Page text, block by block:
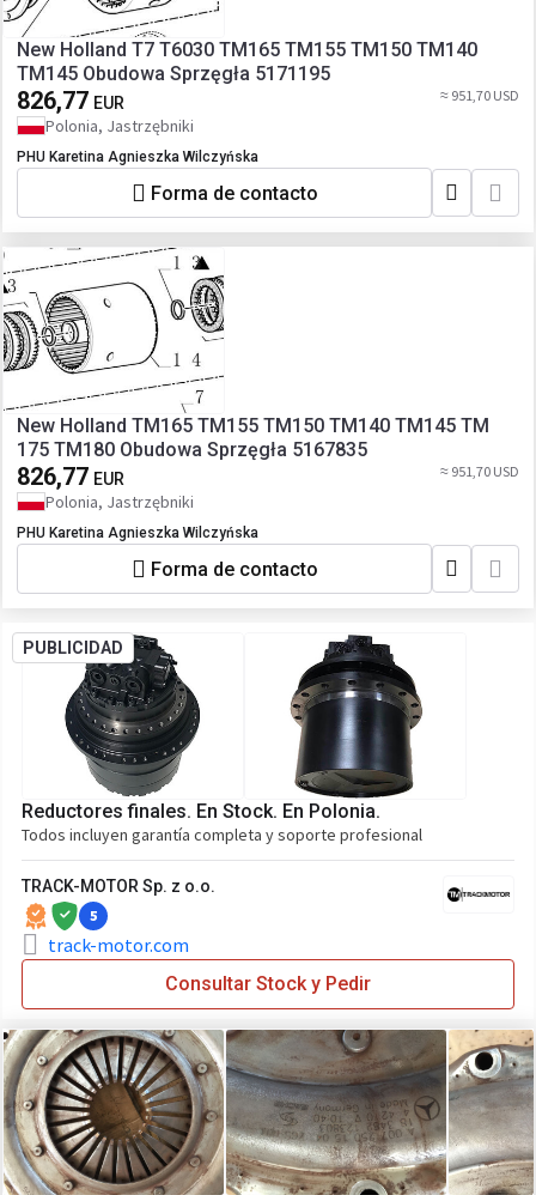
New Holland T7 T6030 TM165 TM155 TM150 TM140
TM145 Obudowa Sprzęgła 5171195
826,77 EUR ≈ 951,70 USD
Polonia, Jastrzębniki
PHU Karetina Agnieszka Wilczyńska
Forma de contacto
New Holland TM165 TM155 TM150 TM140 TM145 TM
175 TM180 Obudowa Sprzęgła 5167835
826,77 EUR ≈ 951,70 USD
Polonia, Jastrzębniki
PHU Karetina Agnieszka Wilczyńska
Forma de contacto
PUBLICIDAD
Reductores finales. En Stock. En Polonia.
Todos incluyen garantía completa y soporte profesional
TRACK-MOTOR Sp. z o.o.
5
track-motor.com
Consultar Stock y Pedir